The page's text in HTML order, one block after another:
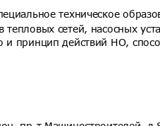
техническое
тепловых сетей, насосных
и принцип действий НО,